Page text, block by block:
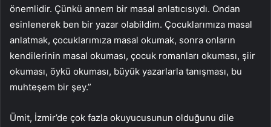
önemlidir. Çünkü annem bir masal anlatıcısıydı. Ondan
esinlenerek ben bir yazar olabildim. Çocuklarımıza masal
anlatmak, çocuklarımıza masal okumak, sonra onların
kendilerinin masal okuması, çocuk romanları okuması, şiir
okuması, öykü okuması, büyük yazarlarla tanışması, bu
muhteşem bir şey.”
Ümit, İzmir’de çok fazla okuyucusunun olduğunu dile